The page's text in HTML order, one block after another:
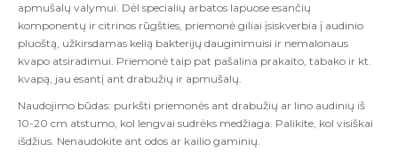
apmušalų valymui. Dėl specialių arbatos lapuose esančių
komponentų ir citrinos rūgšties, priemonė giliai įsiskverbia į audinio
pluoštą, užkirsdamas kelią bakterijų dauginimuisi ir nemalonaus
kvapo atsiradimui. Priemonė taip pat pašalina prakaito, tabako ir kt.
kvapą, jau esantį ant drabužių ir apmušalų.
Naudojimo būdas: purkšti priemonės ant drabužių ar lino audinių iš
10-20 cm atstumo, kol lengvai sudrėks medžiaga. Palikite, kol visiškai
išdžius. Nenaudokite ant odos ar kailio gaminių.